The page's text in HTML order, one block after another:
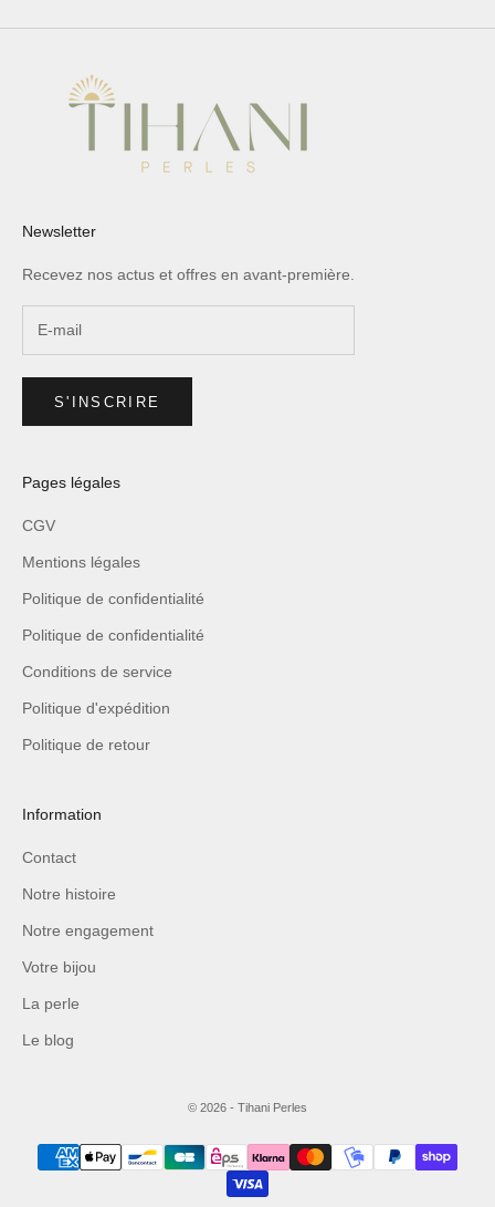
Newsletter
Recevez nos actus et offres en avant-première.
S'INSCRIRE
Pages légales
CGV
Mentions légales
Politique de confidentialité
Politique de confidentialité
Conditions de service
Politique d'expédition
Politique de retour
Information
Contact
Notre histoire
Notre engagement
Votre bijou
La perle
Le blog
© 2026 - Tihani Perles